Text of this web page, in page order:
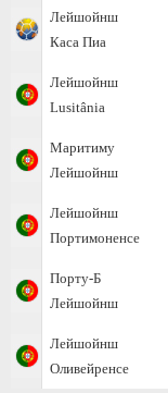
Лейшойнш
Каса Пиа
Лейшойнш
Lusitânia
Маритиму
Лейшойнш
Лейшойнш
Портимоненсе
Порту-Б
Лейшойнш
Лейшойнш
Оливейренсе